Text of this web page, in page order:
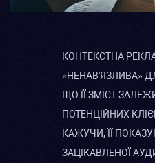
КОНТЕКСТНА
«НЕНАВ'ЯЗЛИВА»
ЩО ЇЇ ЗМІСТ
ПОТЕНЦІЙНИХ
КАЖУЧИ, ЇЇ
ЗАЦІКАВЛЕНОЇ